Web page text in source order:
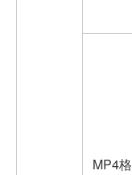
MP4格